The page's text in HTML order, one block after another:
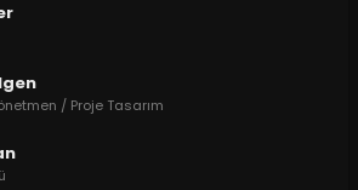
/ Proje Tasarım